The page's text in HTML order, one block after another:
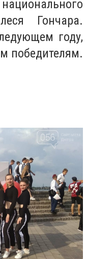
Гончара.
году,
победителям.